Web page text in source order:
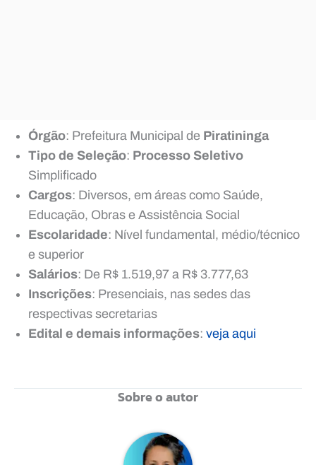
Órgão: Prefeitura Municipal de Piratininga
Tipo de Seleção: Processo Seletivo
Simplificado
Cargos: Diversos, em áreas como Saúde,
Educação, Obras e Assistência Social
Escolaridade: Nível fundamental, médio/técnico
e superior
Salários: De R$ 1.519,97 a R$ 3.777,63
Inscrições: Presenciais, nas sedes das
respectivas secretarias
Edital e demais informações: veja aqui
Sobre o autor